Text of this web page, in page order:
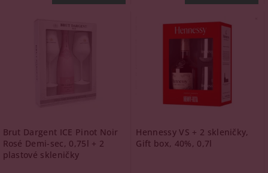
Brut Dargent ICE Pinot Noir
Rosé Demi-sec, 0,75l + 2
plastové skleničky
Hennessy VS + 2 skleničky,
Gift box, 40%, 0,7l